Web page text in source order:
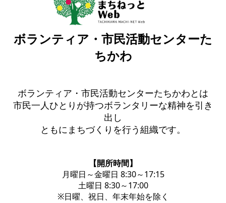
ボランティア・市民活動センターた
ちかわ
ボランティア・市民活動センターたちかわとは
市民一人ひとりが持つボランタリーな精神を引き
出し
ともにまちづくりを行う組織です。
【開所時間】
月曜日～金曜日 8:30～17:15
土曜日 8:30～17:00
※日曜、祝日、年末年始を除く